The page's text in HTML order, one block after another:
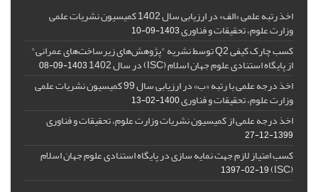
اخذ رتبه علمی «الف» در ارزیابی سال 1402 کمیسیون نشریات علمی
وزارت علوم، تحقیقات و فناوری1403-09-10
کسب چارک کیفی Q2 توسط نشریه "پژوهش‌های زیرساخت‌های عمرانی"
از پایگاه استنادی علوم جهان اسلام (ISC) در سال 1402 1403-09-08
اخذ درجه علمی با رتبه «ب» در ارزیابی سال 99 کمیسیون نشریات علمی
وزارت علوم، تحقیقات و فناوری1400-02-13
اخذ درجه علمی از کمیسیون نشریات وزارت علوم، تحقیقات و فناوری
1399-12-27
کسب امتیاز لازم جهت نمایه سازی در پایگاه استنادی علوم جهان اسلام
(ISC)
1397-02-19